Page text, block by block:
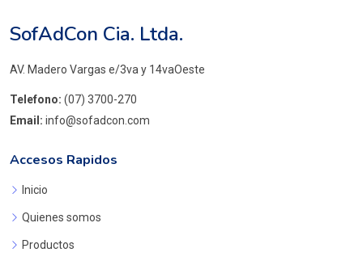
SofAdCon Cia. Ltda.
AV. Madero Vargas e/3va y 14vaOeste
Telefono: (07) 3700-270
Email: info@sofadcon.com
Accesos Rapidos
Inicio
Quienes somos
Productos